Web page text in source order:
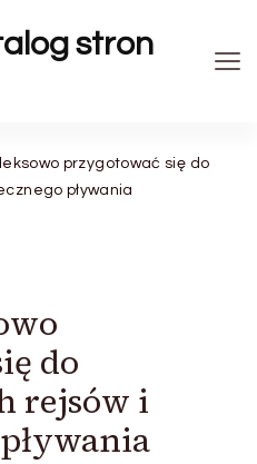
stron
przygotować się do
pływania
do
rejsów i